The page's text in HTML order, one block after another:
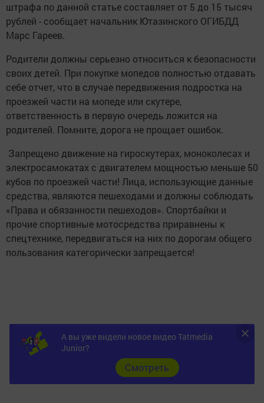
штрафа по данной статье составляет от 5 до 15 тысяч
рублей - сообщает начальник Ютазинского ОГИБДД
Марс Гареев.
Родители должны серьезно относиться к безопасности
своих детей. При покупке мопедов полностью отдавать
себе отчет, что в случае передвижения подростка на
проезжей части на мопеде или скутере,
ответственность в первую очередь ложится на
родителей. Помните, дорога не прощает ошибок.
Запрещено движение на гироскутерах, моноколесах и
электросамокатах с двигателем мощностью меньше 50
кубов по проезжей части! Лица, использующие данные
средства, являются пешеходами и должны соблюдать
«Права и обязанности пешеходов». Спортбайки и
прочие спортивные мотосредства приравнены к
спецтехнике, передвигаться на них по дорогам общего
пользования категорически запрещается!
А вы уже видели новое видео Tatmedia
Junior?
Cмотреть